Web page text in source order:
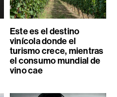
Este es el destino
vinícola donde el
turismo crece, mientras
el consumo mundial de
vino cae